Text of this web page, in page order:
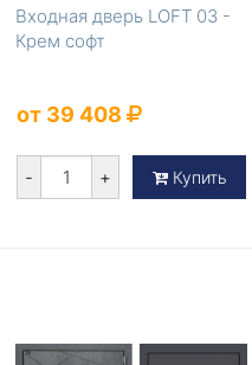
Входная дверь LOFT 03 -
Крем софт
от 39 408
- + Купить